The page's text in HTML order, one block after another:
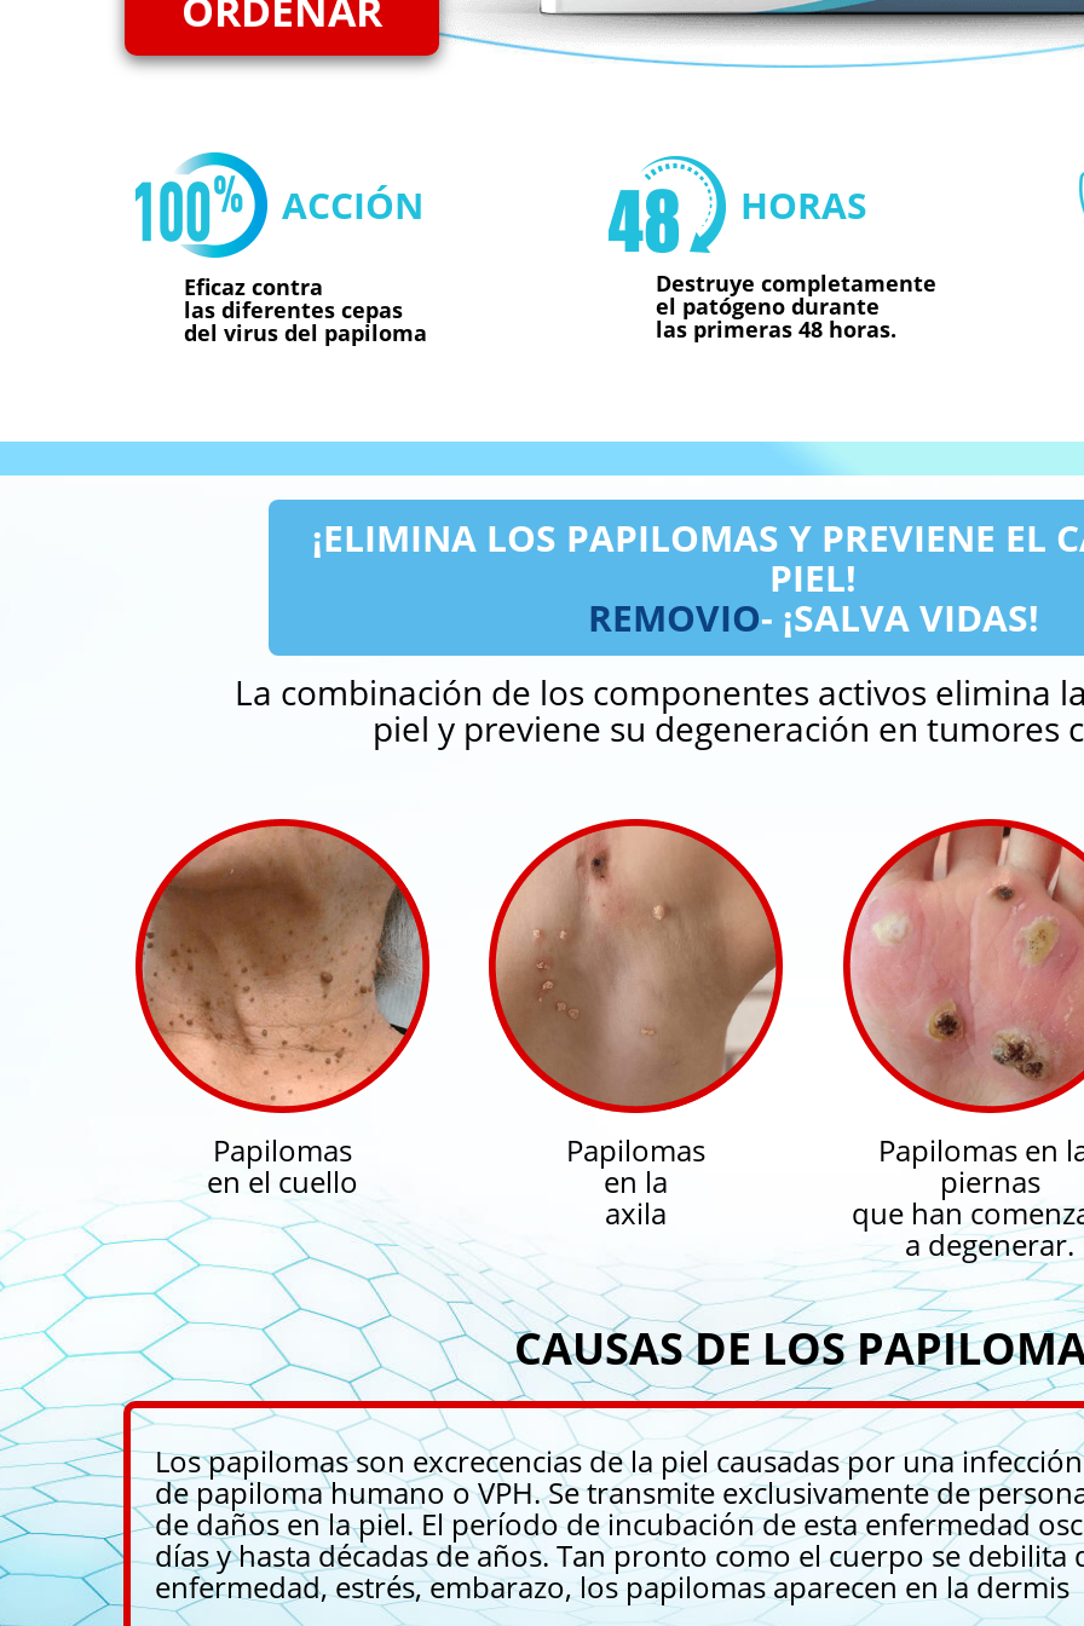
ACCIÓN
Eficaz contra
las diferentes cepas
del virus del papiloma
HORAS
Destruye completamente
el patógeno durante
las primeras 48 horas.
¡ELIMINA LOS PAPILOMAS Y PREVIENE EL
PIEL!
REMOVIO- ¡SALVA VIDAS!
La combinación de los componentes activos elimina
piel y previene su degeneración en tumores
Papilomas
en el cuello
Papilomas
en la
axila
Papilomas en
piernas
que han
a degenerar.
CAUSAS DE LOS
Los papilomas son excrecencias de la piel causadas por una
de papiloma humano o VPH. Se transmite exclusivamente de
de daños en la piel. El período de incubación de esta enfermedad
días y hasta décadas de años. Tan pronto como el cuerpo se debilita
enfermedad, estrés, embarazo, los papilomas aparecen en la dermis